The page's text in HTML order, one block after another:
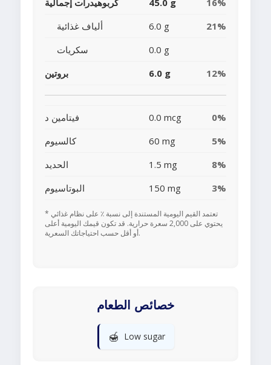
كربوهيدرات إجمالية 45.0 g
16%
ألياف غذائية
6.0 g
21%
سكريات
0.0 g
بروتين
6.0 g 12%
فيتامين د 0.0 mcg
0%
كالسيوم
60 mg
5%
الحديد
1.5 mg
8%
البوتاسيوم
150 mg 3%
* تعتمد القيم اليومية المستندة إلى نسبة ٪ على نظام غذائي
يحتوي على 2,000 سعرة حرارية. قد تكون قيمك اليومية أعلى
أو أقل حسب احتياجاتك السعرية.
خصائص الطعام
🍯 Low sugar